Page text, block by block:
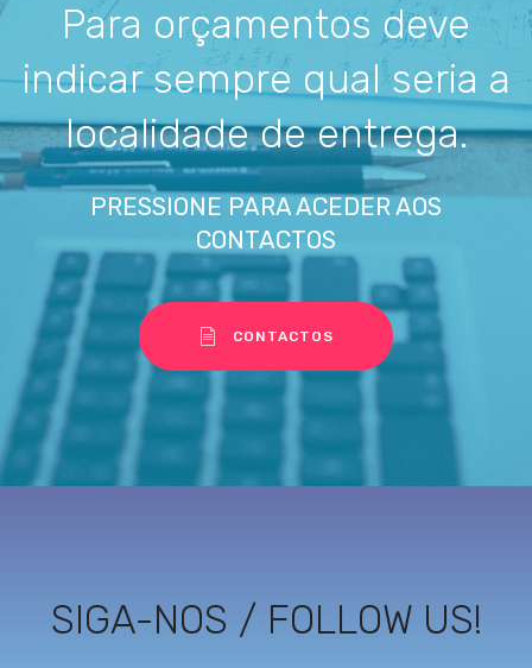
Para orçamentos deve
indicar sempre qual seria a
localidade de entrega.
PRESSIONE PARA ACEDER AOS
CONTACTOS
CONTACTOS
SIGA-NOS / FOLLOW US!